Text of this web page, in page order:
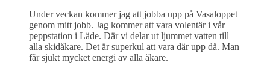
Under veckan kommer jag att jobba upp på Vasaloppet
genom mitt jobb. Jag kommer att vara volentär i vår
peppstation i Läde. Där vi delar ut ljummet vatten till
alla skidåkare. Det är superkul att vara där upp då. Man
får sjukt mycket energi av alla åkare.